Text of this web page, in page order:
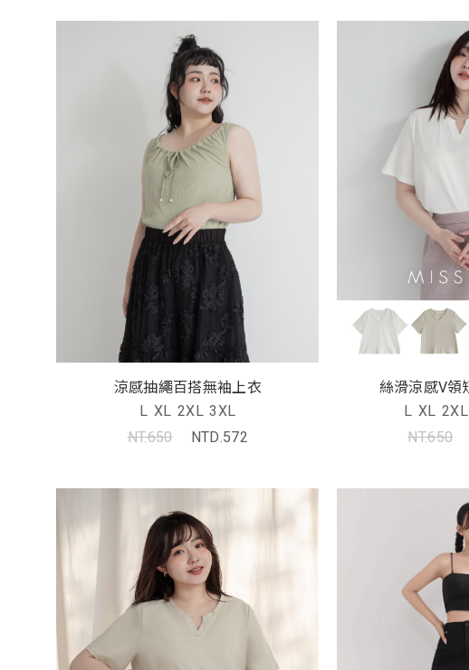
涼感抽繩百搭無袖上衣
L XL 2XL 3XL
NT.650
NTD.572
絲滑涼感V領
L XL 2XL
NT.650